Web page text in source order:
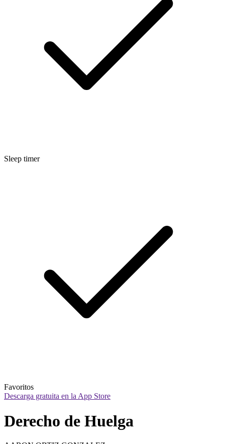
Sleep timer
Favoritos
Descarga gratuita en la App Store
Derecho de Huelga